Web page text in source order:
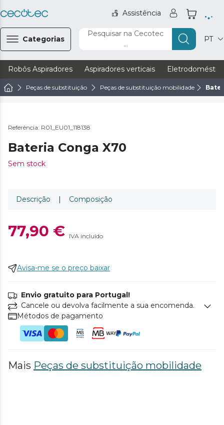
Assistência
Categorias
Pesquisar na Cecotec
...
PT
Robôs Aspiradores Aspiradores verticais
Peças de substituição Peças de substituição mobilidade
Referência: R01_EU01_118138
Bateria Conga X70
Sem stock
Descrição | Composição
77,90 € IVA incluído
Avisa-me se o preço baixar
Envio gratuito para Portugal!
Cancele ou devolva facilmente a sua encomenda.
Métodos de pagamento
Mais Peças de substituição mobilidade